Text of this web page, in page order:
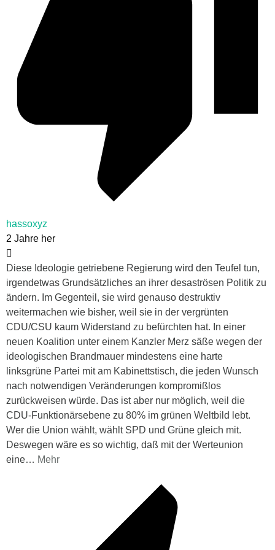
hassoxyz
2 Jahre her
Diese Ideologie getriebene Regierung wird den Teufel tun,
irgendetwas Grundsätzliches an ihrer desaströsen Politik zu
ändern. Im Gegenteil, sie wird genauso destruktiv
weitermachen wie bisher, weil sie in der vergrünten
CDU/CSU kaum Widerstand zu befürchten hat. In einer
neuen Koalition unter einem Kanzler Merz säße wegen der
ideologischen Brandmauer mindestens eine harte
linksgrüne Partei mit am Kabinettstisch, die jeden Wunsch
nach notwendigen Veränderungen kompromißlos
zurückweisen würde. Das ist aber nur möglich, weil die
CDU-Funktionärsebene zu 80% im grünen Weltbild lebt.
Wer die Union wählt, wählt SPD und Grüne gleich mit.
Deswegen wäre es so wichtig, daß mit der Werteunion
eine… Mehr